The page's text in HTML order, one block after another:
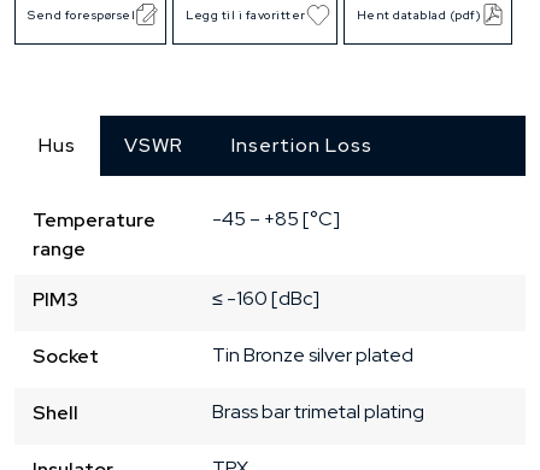
Send forespørsel Legg til i favoritter Hent datablad (pdf)
Hus VSWR Insertion Loss
Temperature
range
-45 – +85 [°C]
PIM3 ≤ -160 [dBc]
Socket Tin Bronzesilver plated
Shell Brass bartrimetal plating